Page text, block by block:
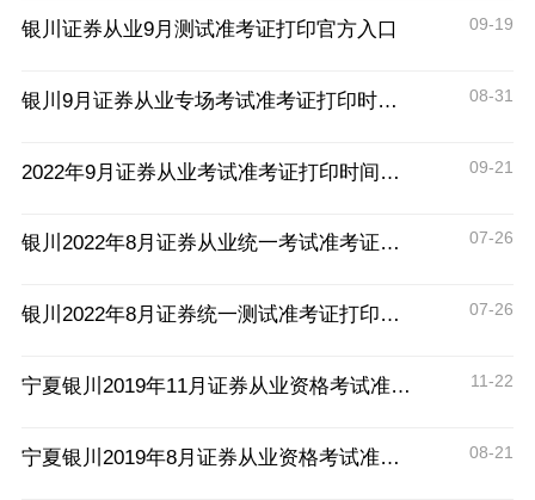
银川证券从业9月测试准考证打印官方入口 09-19
银川9月证券从业专场考试准考证打印时间及流程 08-31
2022年9月证券从业考试准考证打印时间及流程 09-21
银川2022年8月证券从业统一考试准考证打印时间 07-26
银川2022年8月证券统一测试准考证打印时间 07-26
宁夏银川2019年11月证券从业资格考试准考证打印时间及入口 11-22
宁夏银川2019年8月证券从业资格考试准考证打印时间及入口 08-21